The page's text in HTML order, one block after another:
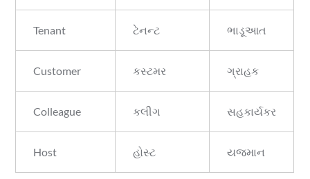
Tenant ટેનન્ટ ભાડૂઆત
Customer કસ્ટમર ગ્રાહક
Colleague કલીગ સહકાર્યકર
Host હોસ્ટ યજમાન